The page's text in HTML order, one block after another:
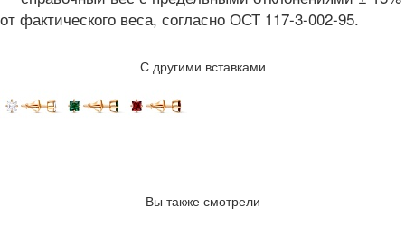
от фактического веса, согласно ОСТ 117-3-002-95.
С другими вставками
Вы также смотрели